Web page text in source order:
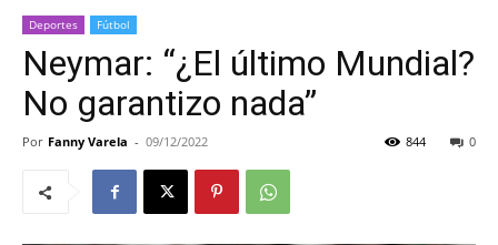
Deportes Fútbol
Neymar: “¿El último Mundial?
No garantizo nada”
Por Fanny Varela - 09/12/2022 0
844